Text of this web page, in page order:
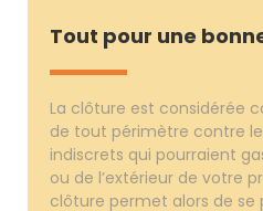
Tout pour une
La clôture est considérée
de tout périmètre contre
indiscrets qui pourraient
ou de l’extérieur de votre
clôture permet alors de se